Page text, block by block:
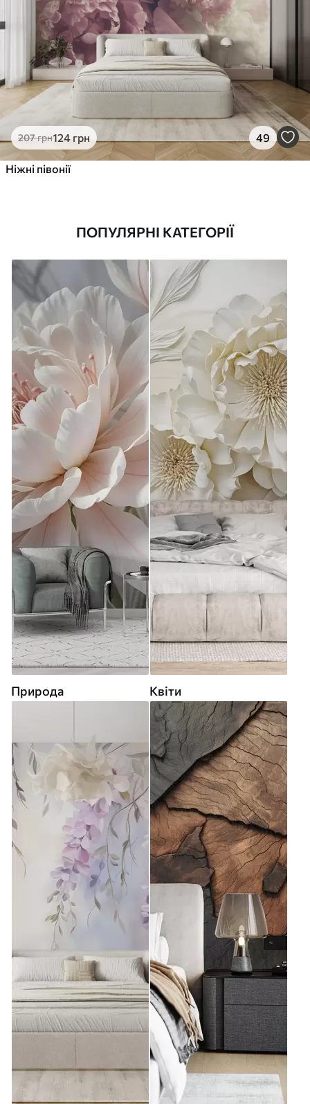
207грн124 грн 49
Ніжні півонії
ПОПУЛЯРНІ КАТЕГОРІЇ
Природа Квіти